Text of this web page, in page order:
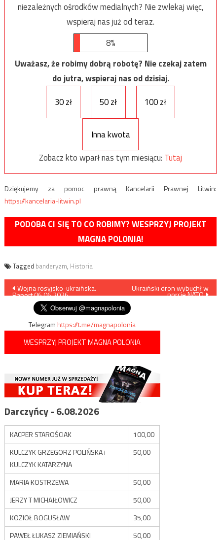
niezależnych ośrodków medialnych? Nie zwlekaj więc,
wspieraj nas już od teraz.
8%
Uważasz, że robimy dobrą robotę? Nie czekaj zatem
do jutra, wspieraj nas od dzisiaj.
30 zł
50 zł 100 zł
Inna kwota
Zobacz kto wparł nas tym miesiącu: Tutaj
Dziękujemy za pomoc prawną Kancelarii Prawnej Litwin:
https://kancelaria-litwin.pl
PODOBA CI SIĘ TO CO ROBIMY? WESPRZYJ PROJEKT
MAGNA POLONIA!
Tagged banderyzm, Historia
Nawigacja
wpisu
Wojna rosyjsko-ukraińska.
Raport 06.06.2026
Ukraiński dron wybuchł w
porcie NATO
Telegramhttps://t.me/magnapolonia
WESPRZYJ PROJEKT MAGNA POLONIA
Darczyńcy - 6.08.2026
KACPER STAROŚCIAK
100,00
KULCZYK GRZEGORZ POLIŃSKA i
KULCZYK KATARZYNA
50,00
MARIA KOSTRZEWA
50,00
JERZY T MICHAJŁOWICZ
50,00
KOZIOŁ BOGUSŁAW
35,00
PAWEŁ ŁUKASZ ZIEMIAŃSKI
50,00